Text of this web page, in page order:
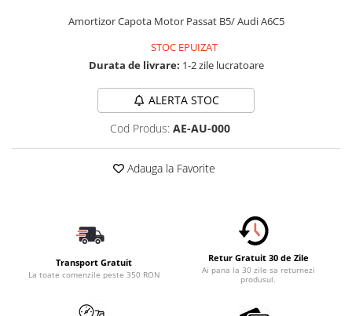
Accesorii Auto Exterior
Paravanturi Auto / Deflectoare Aer
Accesorii Interior Auto
Inchidere Centralizata
Huse Auto
Covorase Auto/ Presuri Auto
Accesorii Siguranta Auto
Amortizor Capota Motor Passat B5/ Audi A6C5
STOC EPUIZAT
Durata de livrare: 1-2 zile lucratoare
ALERTA STOC
Cod Produs: AE-AU-000
Adauga la Favorite
Transport Gratuit
La toate comenzile peste 350 RON
Retur Gratuit 30 de Zile
Ai pana la 30 zile sa returnezi
produsul.